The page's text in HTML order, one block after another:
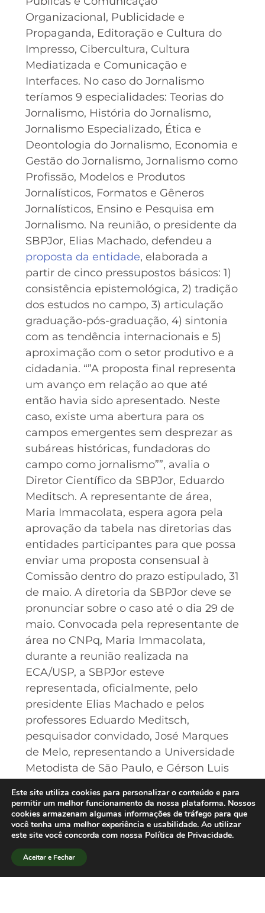
Organizacional, Publicidade e
Propaganda, Editoração e Cultura do
Impresso, Cibercultura, Cultura
Mediatizada e Comunicação e
Interfaces. No caso do Jornalismo
teríamos 9 especialidades: Teorias do
Jornalismo, História do Jornalismo,
Jornalismo Especializado, Ética e
Deontologia do Jornalismo, Economia e
Gestão do Jornalismo, Jornalismo como
Profissão, Modelos e Produtos
Jornalísticos, Formatos e Gêneros
Jornalísticos, Ensino e Pesquisa em
Jornalismo. Na reunião, o presidente da
SBPJor, Elias Machado, defendeu a
proposta da entidade, elaborada a
partir de cinco pressupostos básicos: 1)
consistência epistemológica, 2) tradição
dos estudos no campo, 3) articulação
graduação-pós-graduação, 4) sintonia
com as tendência internacionais e 5)
aproximação com o setor produtivo e a
cidadania. “”A proposta final representa
um avanço em relação ao que até
então havia sido apresentado. Neste
caso, existe uma abertura para os
campos emergentes sem desprezar as
subáreas históricas, fundadoras do
campo como jornalismo””, avalia o
Diretor Científico da SBPJor, Eduardo
Meditsch. A representante de área,
Maria Immacolata, espera agora pela
aprovação da tabela nas diretorias das
entidades participantes para que possa
enviar uma proposta consensual à
Comissão dentro do prazo estipulado, 31
de maio. A diretoria da SBPJor deve se
pronunciar sobre o caso até o dia 29 de
maio. Convocada pela representante de
área no CNPq, Maria Immacolata,
durante a reunião realizada na
ECA/USP, a SBPJor esteve
representada, oficialmente, pelo
presidente Elias Machado e pelos
professores Eduardo Meditsch,
pesquisador convidado, José Marques
de Melo, representando a Universidade
Metodista de São Paulo, e Gérson Luis
de Professores em Jornalismo. A colega
Claudia Lago, do Conselho de
Administração da SBPJor, participou
como ouvinte.
área[/lang_pt]
Este site utiliza cookies para personalizar o conteúdo e para
permitir um melhor funcionamento da nossa plataforma. Nossos
cookies armazenam algumas informações de tráfego para que
você tenha uma melhor experiência e usabilidade. Ao utilizar
este site você concorda com nossa Política de Privacidade.
Aceitar e Fechar